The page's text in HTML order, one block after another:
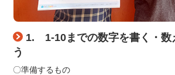
1. 1-10までの数字を書く・数
う
〇準備するもの